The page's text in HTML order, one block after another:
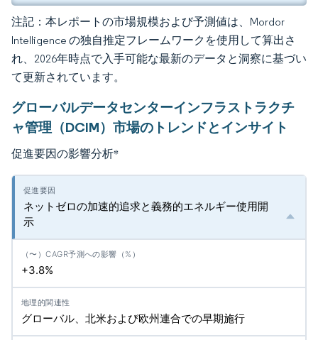
注記：本レポートの市場規模および予測値は、Mordor
Intelligence の独自推定フレームワークを使用して算出さ
れ、2026年時点で入手可能な最新のデータと洞察に基づい
て更新されています。
グローバルデータセンターインフラストラクチ
ャ管理（DCIM）市場のトレンドとインサイト
促進要因の影響分析*
ネットゼロの加速的追求と義務的エネルギー使用開
示
+3.8%
グローバル、北米および欧州連合での早期施行